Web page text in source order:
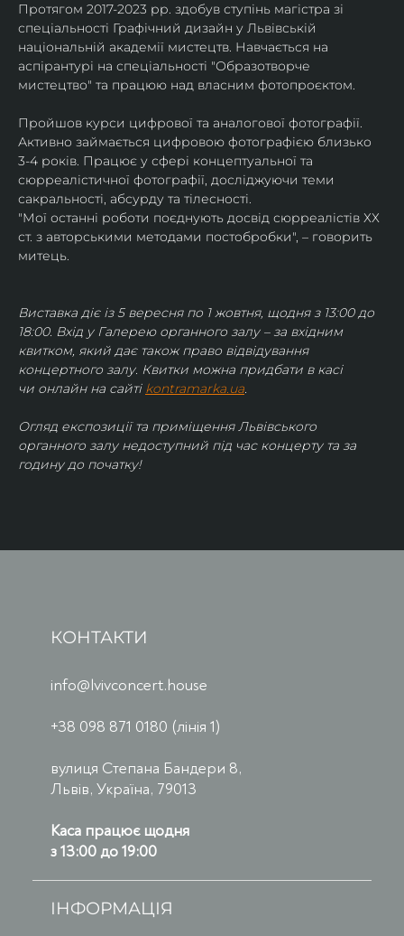
Протягом 2017-2023 рр. здобув ступінь магістра зі
спеціальності Графічний дизайн у Львівській
національній академії мистецтв. Навчається на
аспірантурі на спеціальності "Образотворче
мистецтво" та працюю над власним фотопроєктом.
Пройшов курси цифрової та аналогової фотографії.
Активно займається цифровою фотографією близько
3-4 років. Працює у сфері концептуальної та
сюрреалістичної фотографії, досліджуючи теми
сакральності, абсурду та тілесності.
"Мої останні роботи поєднують досвід сюрреалістів ХХ
ст. з авторськими методами постобробки", – говорить
митець.
Виставка діє із 5 вересня по 1 жовтня, щодня з 13:00 до
18:00. Вхід у Галерею органного залу – за вхідним
квитком, який дає також право відвідування
концертного залу. Квитки можна придбати в касі
чи онлайн на сайті kontramarka.ua.
Огляд експозиції та приміщення Львівського
органного залу недоступний під час концерту та за
годину до початку!
КОНТАКТИ
info@lvivconcert.house
+38 098 871 0180 (лінія 1)
вулиця Степана Бандери 8,
Львів, Україна, 79013
Каса працює щодня
з 13:00 до 19:00
ІНФОРМАЦІЯ